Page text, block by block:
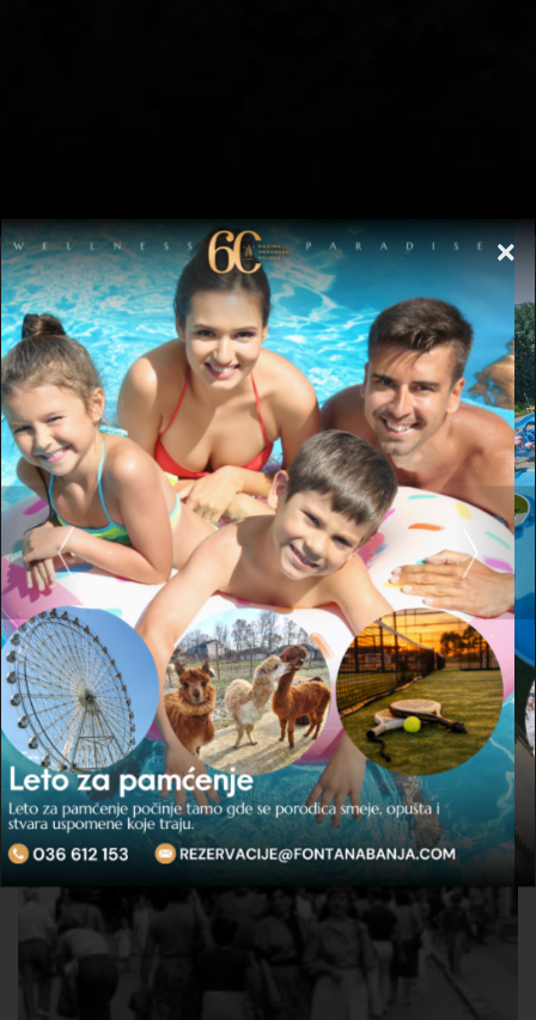
46. Festival filmskog
scenarija
Kao kraljica banjskog turizma, pored brojnih znamenitosti, prirodnih i
kulturnih bogatstava, Vrnjačka Banja neguje i dugogodišnju tradiciju
organizovanja Festivala filmskog scenarija, kao jednu od njenih
najznačajnijih kulturnih svečanosti koja će se ove godine održati čak
po 46. put.
×